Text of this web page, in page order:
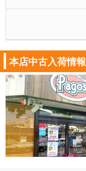
本店中古入荷情報